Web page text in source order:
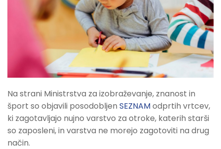
Na strani Ministrstva za izobraževanje, znanost in
šport so objavili posodobljen SEZNAModprtih vrtcev,
ki zagotavljajo nujno varstvo za otroke, katerih starši
so zaposleni, in varstva ne morejo zagotoviti na drug
način.